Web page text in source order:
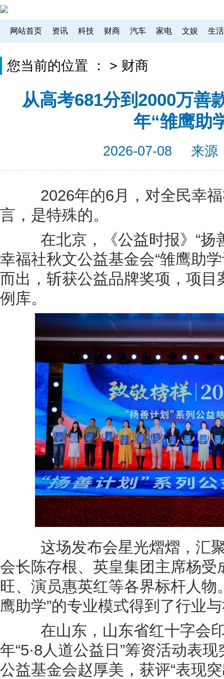
网站首页 资讯 科技 财商 汽车 家电 文娱 生活
您当前的位置 ： > 财商
从高考681分到2000万善
年“雏鹰助
2026-07-08 来源
2026年的6月，对全民幸福
言，是特殊的。
在北京，《公益时报》“扬
幸福社秋文公益基金会“雏鹰助
而出，斩获公益品牌奖项，项
例库。
这场发布会星光熠熠，汇聚
会长陈存根、英皇集团主席杨
旺、演员惠英红等各界标杆人物
鹰助学”的专业模式得到了行业
在山东，山东省红十字会印
年“5·8人道公益日”筹资活动表
公益基金会赵厚美，获评“表现